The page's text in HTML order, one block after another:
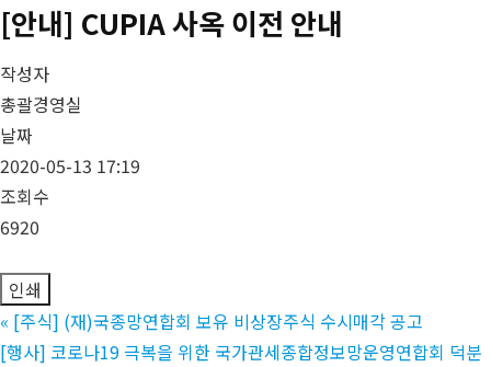
[안내] CUPIA 사옥 이전 안내
작성자
총괄경영실
날짜
2020-05-13 17:19
조회수
6920
인쇄
« [주식] (재)국종망연합회 보유 비상장주식 수시매각 공고
[행사] 코로나19 극복을 위한 국가관세종합정보망운영연합회 덕분